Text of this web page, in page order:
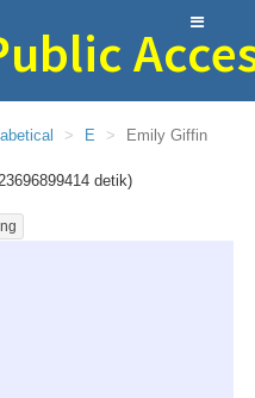
E Emily Giffin
detik)